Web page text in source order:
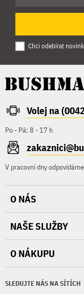
Chci odebírat
Volej na
Po - Pá: 8 - 17 h
V pracovní dny
SLEDUJTE NÁS NA SÍTÍCH
O NÁS
NAŠE SLUŽBY
O NÁKUPU